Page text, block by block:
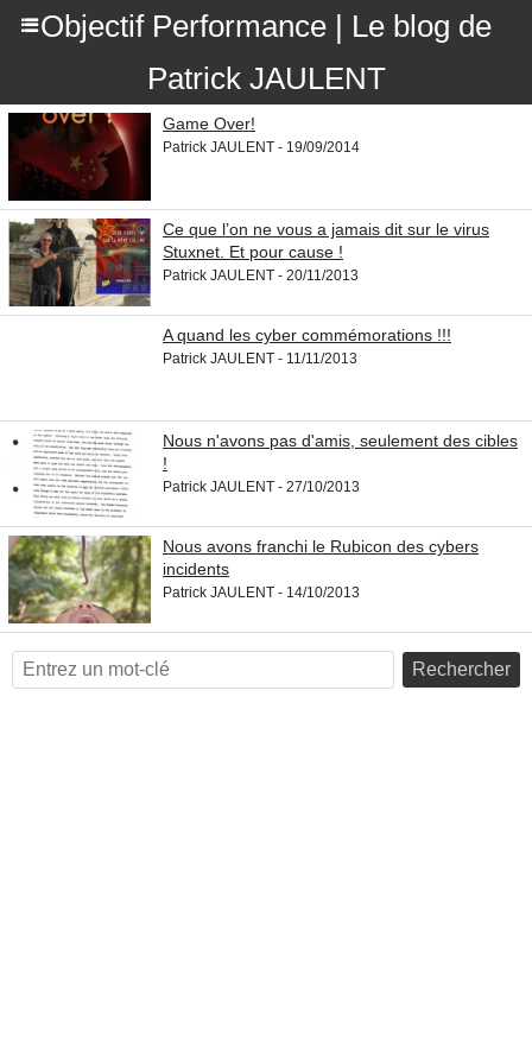
Objectif Performance | Le blog de
Patrick JAULENT
Game Over!
Patrick JAULENT - 19/09/2014
Ce que l’on ne vous a jamais dit sur le virus
Stuxnet. Et pour cause !
Patrick JAULENT - 20/11/2013
A quand les cyber commémorations !!!
Patrick JAULENT - 11/11/2013
Nous n'avons pas d'amis, seulement des cibles
!
Patrick JAULENT - 27/10/2013
Nous avons franchi le Rubicon des cybers
incidents
Patrick JAULENT - 14/10/2013
Rechercher